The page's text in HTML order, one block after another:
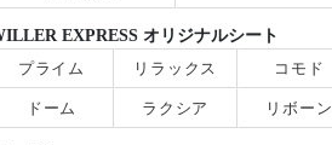
EXPRESS オリジナルシート
プライム
リラックス コモド
ドーム ラクシア リボーン